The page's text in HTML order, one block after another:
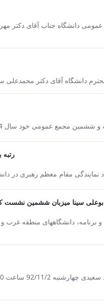
this content.
عمومی دانشگاه جناب آقای
this content.
دانشگاه آقای دکتر محمدعلی
of this content.
را به نام سال بین المللی بلور شناسی نام گذاری کرده است
of this content.
نمایندگی مقام معظم رهبری در
بوعلی سینا میزبان ششمین نشست
of this content.
of this content.